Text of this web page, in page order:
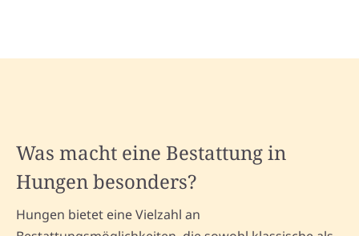
Was macht eine Bestattung in
Hungen besonders?
Hungen bietet eine Vielzahl an